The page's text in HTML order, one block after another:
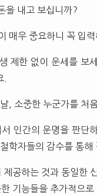
을 내고 보십니까?
매우 중요하니 꼭 입
제한 없이 운세를 보
, 소중한 누군가를 처
인간의 운명을 판단
학자들의 감수를 통
제공하는 것과 동일한
기능들을 추가적으